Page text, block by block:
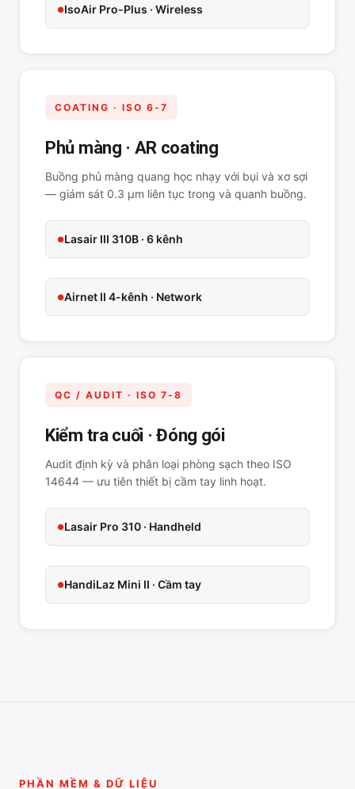
IsoAir Pro-Plus · Wireless
COATING · ISO 6-7
Phủ màng · AR coating
Buồng phủ màng quang học nhạy với bụi và xơ sợi
— giám sát 0.3 µm liên tục trong và quanh buồng.
Lasair III 310B · 6 kênh
Airnet II 4-kênh · Network
QC / AUDIT · ISO 7-8
Kiểm tra cuối · Đóng gói
Audit định kỳ và phân loại phòng sạch theo ISO
14644 — ưu tiên thiết bị cầm tay linh hoạt.
Lasair Pro 310 · Handheld
HandiLaz Mini II · Cầm tay
PHẦN MỀM & DỮ LIỆU